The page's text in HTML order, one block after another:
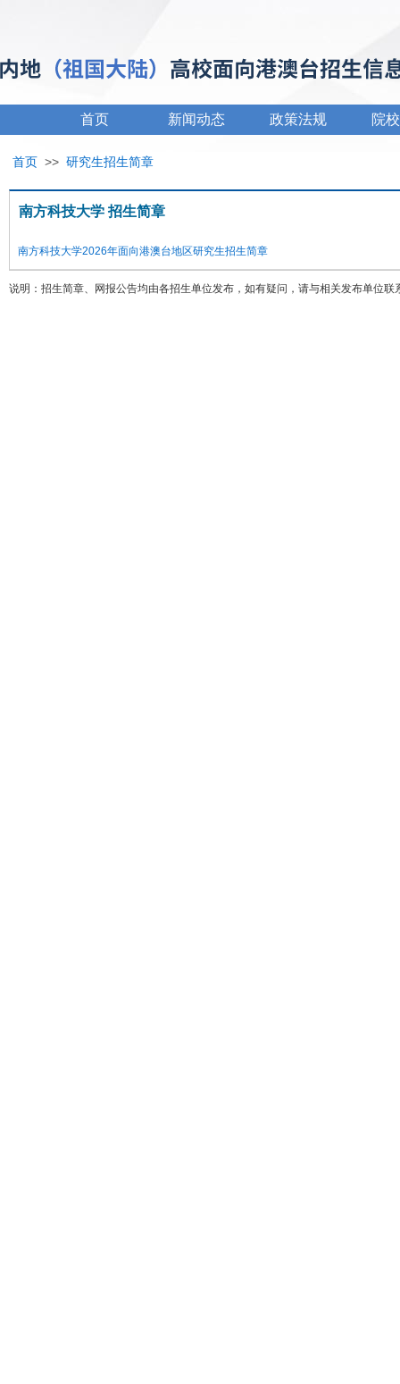
首页 新闻动态 政策法规 院
首页 >> 研究生招生简章
南方科技大学 招生简章
南方科技大学2026年面向港澳台地区研究生招生简章
说明：招生简章、网报公告均由各招生单位发布，如有疑问，请与相关发布单位